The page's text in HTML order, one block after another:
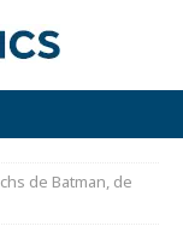
de Batman, de